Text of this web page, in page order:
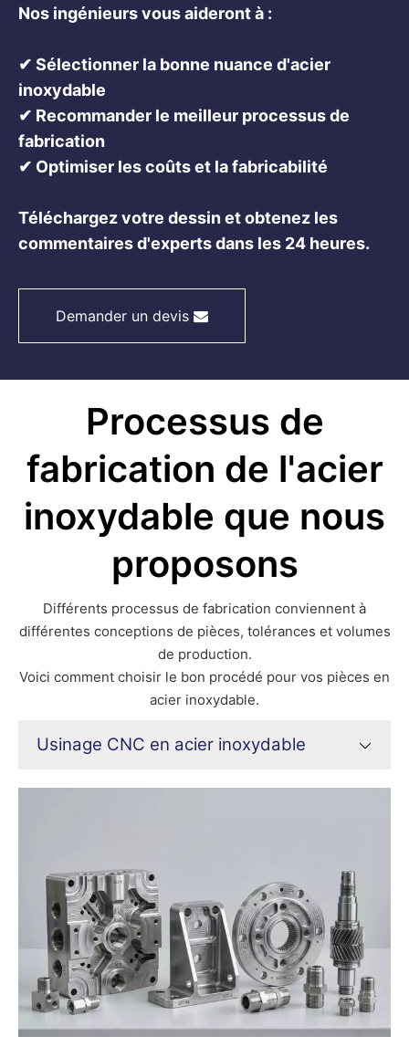
Nos ingénieurs vous aideront à :
✔ Sélectionner la bonne nuance d'acier
inoxydable
✔ Recommander le meilleur processus de
fabrication
✔ Optimiser les coûts et la fabricabilité
Téléchargez votre dessin et obtenez les
commentaires d'experts dans les 24 heures.
Demander un devis
Processus de
fabrication de l'acier
inoxydable que nous
proposons
Différents processus de fabrication conviennent à
différentes conceptions de pièces, tolérances et volumes
de production.
Voici comment choisir le bon procédé pour vos pièces en
acier inoxydable.
Usinage CNC en acier inoxydable
Usinage CNC en acier inoxydable
Impression 3D en acier inoxydable
Fabrication de tôles en acier inoxydable